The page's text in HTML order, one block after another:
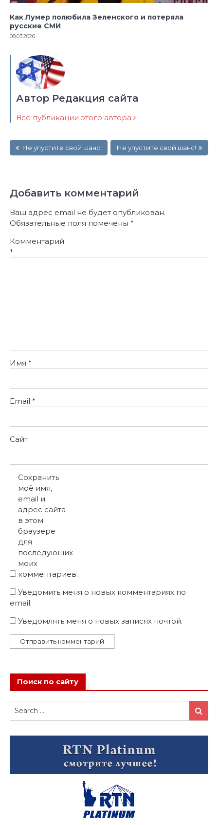
Как Лумер полюбила Зеленского и потеряла
русские СМИ
08.03.2026
Автор Редакция сайта
Все публикации этого автора
по Не упустите свой шанс! Не упустите свой шанс!
Добавить комментарий
Ваш адрес email не будет опубликован.
Обязательные поля помечены *
Комментарий
*
Имя *
Email *
Сайт
Сохранить
моё имя,
email и
адрес сайта
в этом
браузере
для
последующих
моих
комментариев.
Уведомить меня о новых комментариях по
email.
Уведомлять меня о новых записях почтой.
Поиск по сайту
Search
for:
Search